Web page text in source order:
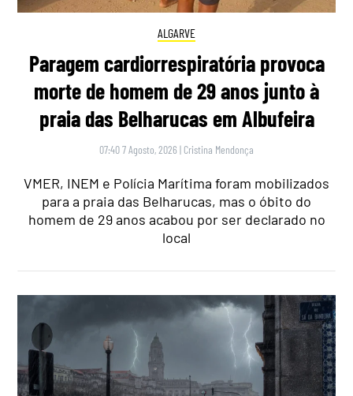
ALGARVE
Paragem cardiorrespiratória provoca
morte de homem de 29 anos junto à
praia das Belharucas em Albufeira
07:40 7 Agosto, 2026 | Cristina Mendonça
VMER, INEM e Polícia Marítima foram mobilizados
para a praia das Belharucas, mas o óbito do
homem de 29 anos acabou por ser declarado no
local